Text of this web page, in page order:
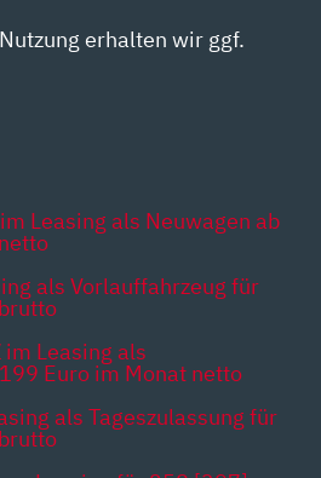
erhalten wir ggf.
Leasing als Neuwagen ab
als Vorlauffahrzeug für
im Leasing als
Euro im Monat netto
als Tageszulassung für